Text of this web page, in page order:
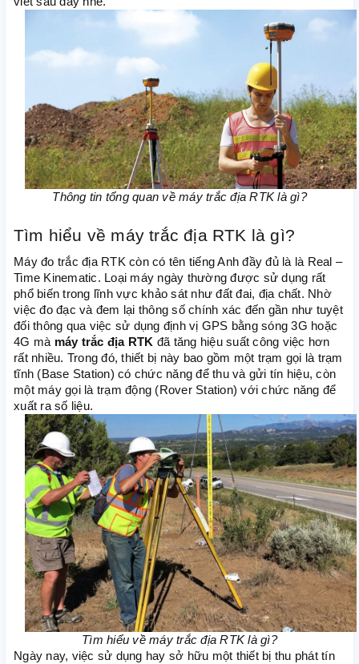
Thông tin tổng quan về máy trắc địa RTK là gì?
Tìm hiểu về máy trắc địa RTK là gì?
Máy đo trắc địa RTK còn có tên tiếng Anh đầy đủ là là Real –
Time Kinematic. Loại máy ngày thường được sử dụng rất
phổ biến trong lĩnh vực khảo sát như đất đai, địa chất. Nhờ
việc đo đạc và đem lại thông số chính xác đến gần như tuyệt
đối thông qua việc sử dụng định vị GPS bằng sóng 3G hoặc
4G mà máy trắc địa RTK đã tăng hiệu suất công việc hơn
rất nhiều. Trong đó, thiết bị này bao gồm một trạm gọi là trạm
tĩnh (Base Station) có chức năng để thu và gửi tín hiệu, còn
một máy gọi là trạm động (Rover Station) với chức năng để
xuất ra số liệu.
Tìm hiểu về máy trắc địa RTK là gì?
Ngày nay, việc sử dụng hay sở hữu một thiết bị thu phát tín